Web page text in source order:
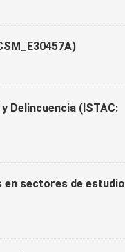
Delincuencia (ISTAC:
en sectores de estudio